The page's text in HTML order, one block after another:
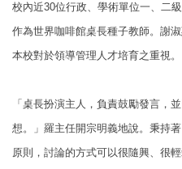
校內近30位行政、學術單位一、二
作為世界咖啡館桌長種子教師。謝
本校對於領導管理人才培育之重視。
「桌長扮演主人，負責鼓勵發言，
想。」羅主任開宗明義地說。秉持
原則，討論的方式可以很隨興、很輕